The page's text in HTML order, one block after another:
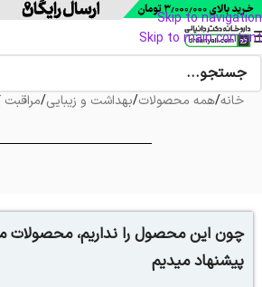
Skip to navigation
Skip to main content
خانه/همه محصولات/بهداشت و زیبایی/مراقبت
چون این محصول را نداریم، محصولات
پیشنهاد میدیم